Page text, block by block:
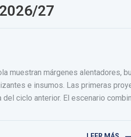
27
muestran márgenes alentadores,
e insumos. Las primeras
ciclo anterior. El escenario